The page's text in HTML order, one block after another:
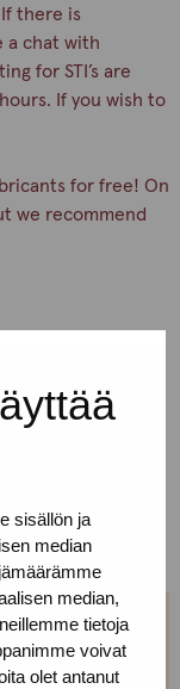
sisällön ja
median
median,
tietoja
voivat
olet antanut
there is
a chat with
for STI’s are
If you wish to
for free! On
we recommend
A 18, 5th floor.
“Pro-
find us, call